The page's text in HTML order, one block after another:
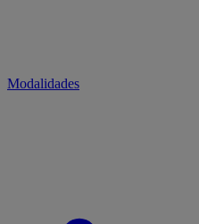
Modalidades